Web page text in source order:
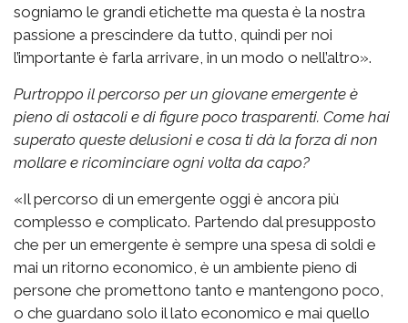
sogniamo le grandi etichette ma questa è la nostra
passione a prescindere da tutto, quindi per noi
l’importante è farla arrivare, in un modo o nell’altro».
Purtroppo il percorso per un giovane emergente è
pieno di ostacoli e di figure poco trasparenti. Come hai
superato queste delusioni e cosa ti dà la forza di non
mollare e ricominciare ogni volta da capo?
«Il percorso di un emergente oggi è ancora più
complesso e complicato. Partendo dal presupposto
che per un emergente è sempre una spesa di soldi e
mai un ritorno economico, è un ambiente pieno di
persone che promettono tanto e mantengono poco,
o che guardano solo il lato economico e mai quello